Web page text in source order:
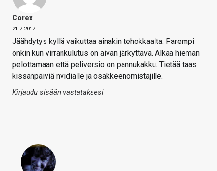
Corex
21.7.2017
Jäähdytys kyllä vaikuttaa ainakin tehokkaalta. Parempi
onkin kun virrankulutus on aivan järkyttävä. Alkaa hieman
pelottamaan että peliversio on pannukakku. Tietää taas
kissanpäiviä nvidialle ja osakkeenomistajille.
Kirjaudu sisään vastataksesi